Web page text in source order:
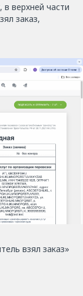
в верхней части
заказ,
взял заказ»